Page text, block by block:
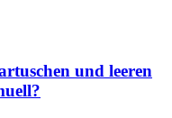
und leeren